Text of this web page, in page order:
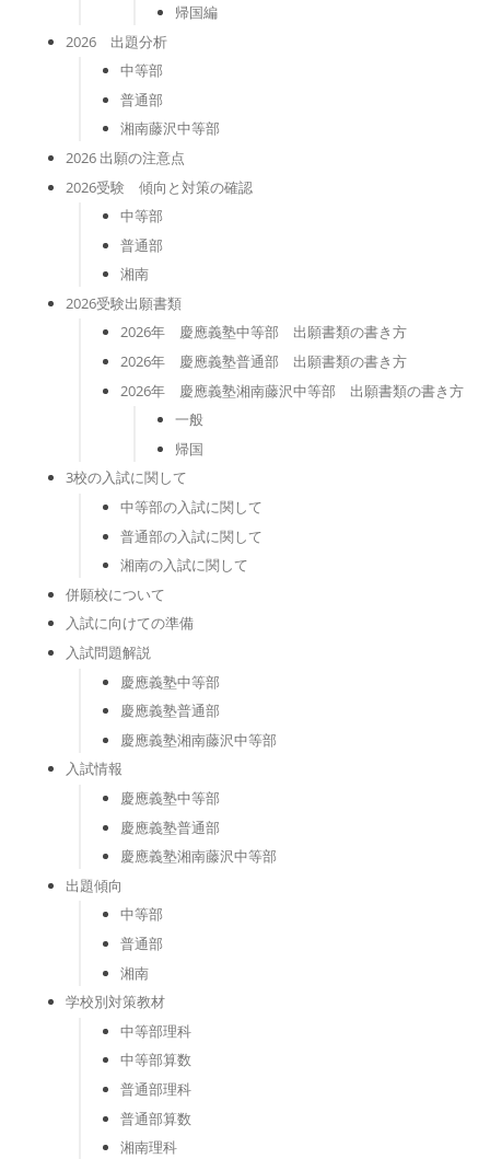
帰国編
2026 出題分析
中等部
普通部
湘南藤沢中等部
2026 出願の注意点
2026受験 傾向と対策の確認
中等部
普通部
湘南
2026受験出願書類
2026年 慶應義塾中等部 出願書類の書き方
2026年 慶應義塾普通部 出願書類の書き方
2026年 慶應義塾湘南藤沢中等部 出願書類の書き方
一般
帰国
3校の入試に関して
中等部の入試に関して
普通部の入試に関して
湘南の入試に関して
併願校について
入試に向けての準備
入試問題解説
慶應義塾中等部
慶應義塾普通部
慶應義塾湘南藤沢中等部
入試情報
慶應義塾中等部
慶應義塾普通部
慶應義塾湘南藤沢中等部
出題傾向
中等部
普通部
湘南
学校別対策教材
中等部理科
中等部算数
普通部理科
普通部算数
湘南理科